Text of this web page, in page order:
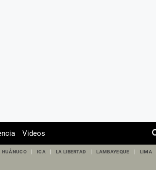
Videos
HUÁNUCO ICA LA LIBERTAD LAMBAYEQUE LIMA